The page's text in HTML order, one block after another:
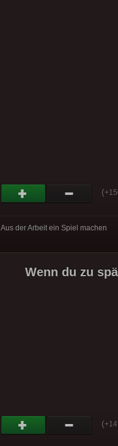
(
Aus der Arbeit ein Spiel machen
Wenn du zu
(